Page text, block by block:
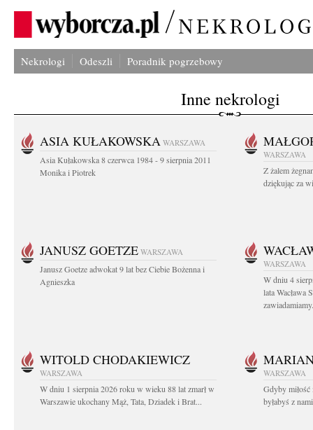
Nekrologi Odeszli Poradnik pogrzebowy
Inne nekrologi
ASIA KUŁAKOWSKA WARSZAWA
Asia Kułakowska 8 czerwca 1984 - 9 sierpnia 2011
Monika i Piotrek
WARSZAWA
Z żalem
dziękując za
JANUSZ GOETZE WARSZAWA
Janusz Goetze adwokat 9 lat bez Ciebie Bożenna i
Agnieszka
WARSZAWA
W dniu 4
lata Wacława
WITOLD CHODAKIEWICZ
WARSZAWA
W dniu 1 sierpnia 2026 roku w wieku 88 lat zmarł w
Warszawie ukochany Mąż, Tata, Dziadek i Brat...
WARSZAWA
Gdyby miłość
byłabyś z